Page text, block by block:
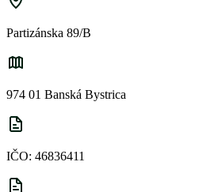
Partizánska 89/B
974 01 Banská Bystrica
IČO: 46836411